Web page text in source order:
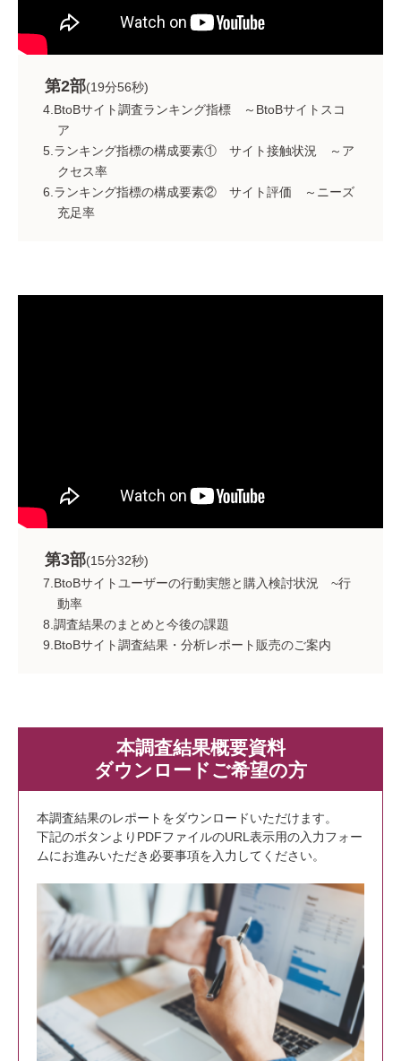
第2部(19分56秒)
4.BtoBサイト調査ランキング指標 ～BtoBサイトスコ
ア
5.ランキング指標の構成要素① サイト接触状況 ～ア
クセス率
6.ランキング指標の構成要素② サイト評価 ～ニーズ
充足率
第3部(15分32秒)
7.BtoBサイトユーザーの行動実態と購入検討状況 ~行
動率
8.調査結果のまとめと今後の課題
9.BtoBサイト調査結果・分析レポート販売のご案内
本調査結果概要資料
ダウンロードご希望の方
本調査結果のレポートをダウンロードいただけます。
下記のボタンよりPDFファイルのURL表示用の入力フォー
ムにお進みいただき必要事項を入力してください。